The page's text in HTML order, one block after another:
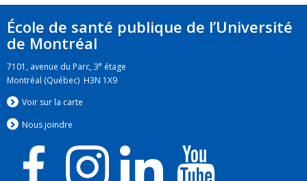
École de santé publique de l’Université
de Montréal
7101, avenue du Parc, 3e étage
Montréal (Québec) H3N 1X9
Voir sur la carte
Nous joindre